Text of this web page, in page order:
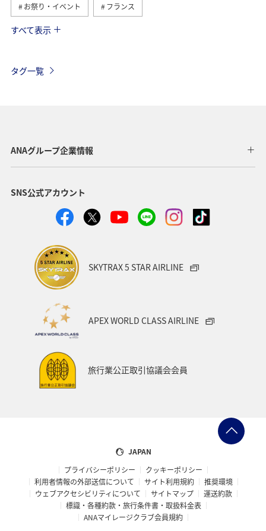
お祭り・イベント フランス
スペイン
釣り 春 ANA釣り倶楽部 冬 香港
ベトナム オーストラリア
アメリカ・カナダ・中南米 アプリ
保安検査
台北 シドニー
海
メキシコ
すべて表示
タグ一覧
ANAグループ企業情報
SNS公式アカウント
SKYTRAX 5 STAR AIRLINE
APEX WORLD CLASS AIRLINE
旅行業公正取引協議会会員
JAPAN
プライバシーポリシー
クッキーポリシー
利用者情報の外部送信について
サイト利用規約
推奨環境
ウェブアクセシビリティについて
サイトマップ
運送約款
標識・各種約款・旅行条件書・取扱料金表
ANAマイレージクラブ会員規約